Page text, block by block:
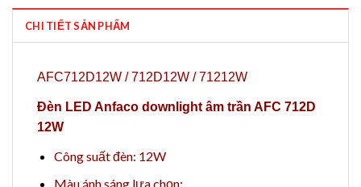
CHI TIẾT SẢN PHẨM
AFC712D12W / 712D12W / 71212W
Đèn LED Anfaco downlight âm trần AFC 712D
12W
Công suất đèn: 12W
Màu ánh sáng lựa chọn: